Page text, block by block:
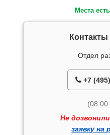
Места есть
Отдел
+7
(08:00
Не
заявку на